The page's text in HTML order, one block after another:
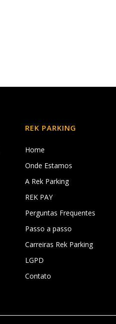
REK PARKING
Home
Onde Estamos
A Rek Parking
REK PAY
Perguntas Frequentes
Passo a passo
Carreiras Rek Parking
LGPD
Contato